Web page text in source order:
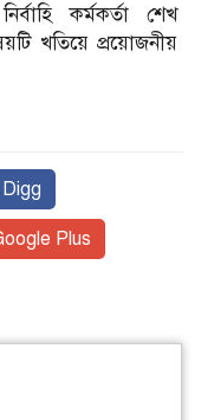
কর্মকর্তা শেখ
খতিয়ে প্রয়োজনীয়
Digg
Plus